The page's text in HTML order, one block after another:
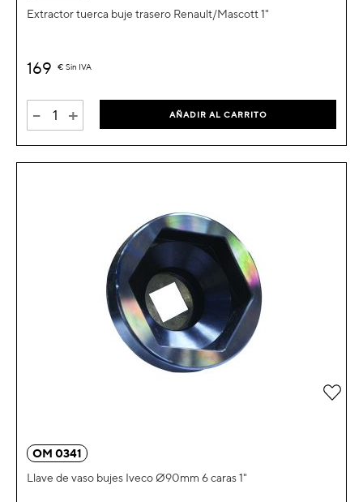
Extractor tuerca buje trasero Renault/Mascott 1"
169 € Sin IVA
- + AÑADIR AL CARRITO
OM 0341
Llave de vaso bujes Iveco Ø90mm 6 caras 1"